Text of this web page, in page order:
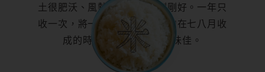
土很肥沃、風勢不大、溫差剛剛好。 一年只
收一次，將一整年的肥分都集中在七八月收
成的時候，米粒結實、風味佳。